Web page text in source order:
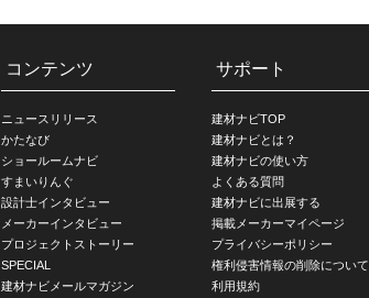
コンテンツ
ニュースリリース
かたなび
ショールームナビ
すまいりんぐ
設計士インタビュー
メーカーインタビュー
プロジェクトストーリー
SPECIAL
建材ナビメールマガジン
サポート
建材ナビTOP
建材ナビとは？
建材ナビの使い方
よくある質問
建材ナビに出展する
掲載メーカーマイページ
プライバシーポリシー
権利侵害情報の削除について
利用規約